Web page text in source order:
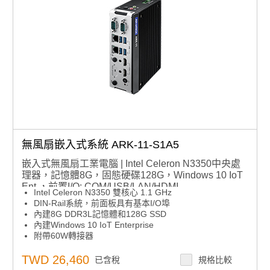
無風扇嵌入式系統 ARK-11-S1A5
嵌入式無風扇工業電腦 | Intel Celeron N3350中央處
理器，記憶體8G，固態硬碟128G，Windows 10 IoT
Ent.，前置I/O: COM/USB/LAN/HDMI
Intel Celeron N3350 雙核心 1.1 GHz
DIN-Rail系統，前面板具有基本I/O埠
內建8G DDR3L記憶體和128G SSD
內建Windows 10 IoT Enterprise
附帶60W轉接器
1個全尺寸mPCIe插槽，帶SIM卡插槽，以及1個M.2
2230插槽用於WIFI
TWD 26,460 已含稅 規格比較